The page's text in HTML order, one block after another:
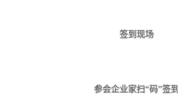
签到现场
参会企业家扫“码”签到